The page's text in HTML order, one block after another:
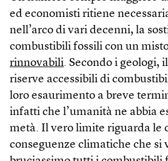
ed economisti ritiene
nell’arco di vari decenni, la
combustibili fossili con un
rinnovabili. Secondo i geologi,
riserve accessibili di
loro esaurimento a breve
infatti che l’umanità ne abbia
metà. Il vero limite riguarda le
conseguenze climatiche che si